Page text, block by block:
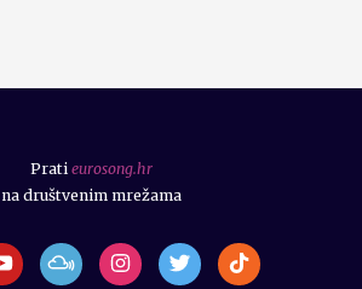
Prati eurosong.hr
na društvenim mrežama